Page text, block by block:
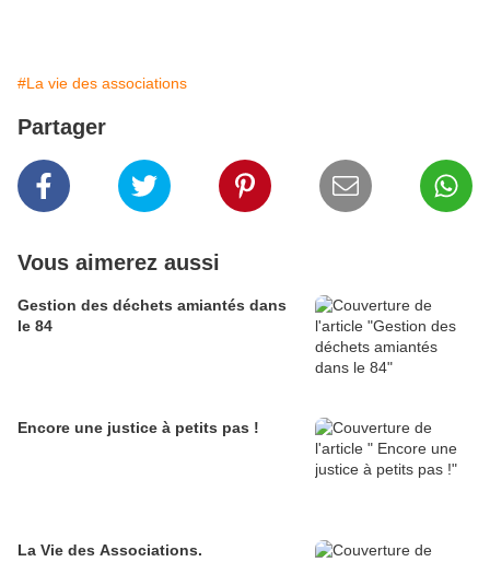
#La vie des associations
Partager
Vous aimerez aussi
Gestion des déchets amiantés dans
le 84
Encore une justice à petits pas !
La Vie des Associations.